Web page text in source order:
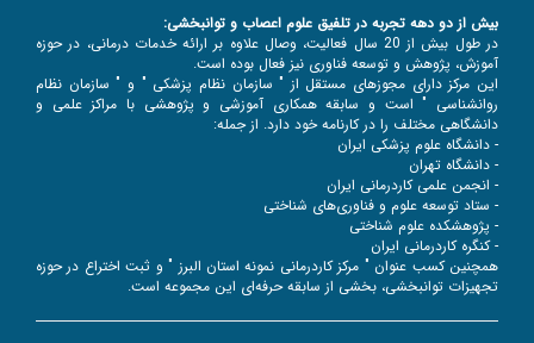
بیش از دو دهه تجربه در تلفیق علوم اعصاب و توانبخشی:
در طول بیش از 20 سال فعالیت، وصال علاوه بر ارائه خدمات درمانی، در حوزه
آموزش، پژوهش و توسعه فناوری نیز فعال بوده است.
این مرکز دارای مجوزهای مستقل از " سازمان نظام پزشکی " و " سازمان نظام
روانشناسی " است و سابقه همکاری آموزشی و پژوهشی با مراکز علمی و
دانشگاهی مختلف را در کارنامه خود دارد. از جمله:
- دانشگاه علوم پزشکی ایران
- دانشگاه تهران
- انجمن علمی کاردرمانی ایران
- ستاد توسعه علوم و فناوری‌های شناختی
- پژوهشکده علوم شناختی
- کنگره کاردرمانی ایران
همچنین کسب عنوان " مرکز کاردرمانی نمونه استان البرز " و ثبت اختراع در حوزه
تجهیزات توانبخشی، بخشی از سابقه حرفه‌ای این مجموعه است.